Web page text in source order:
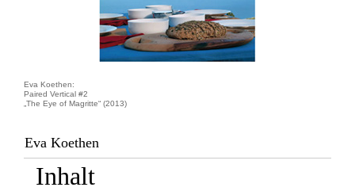
Eva Koethen:
Paired Vertical #2
„The Eye of Magritte“ (2013)
Eva Koethen
Inhalt